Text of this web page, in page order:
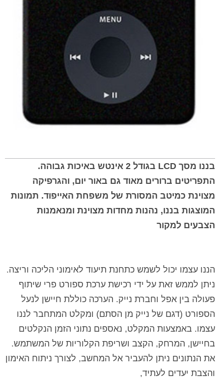
בננו מסך LCD
בגודל 2 אינטש באיכות גבוהה.
התפריטים ברורים מאוד גם באור יום, והגרפיקה
מצוינת כמיטב המסורת של משפחת האייפוד. תמונות
המוצגות בננו, נהנות מחדות מצוינת ומנאמנות
הצבעים למקור
הננו עצמו יכול לשמש כתחנת תיעוד לאימוני הליכה וריצה.
ניתן לממש זאת על ידי רכישת ערכת ספורט פרי שיתוף
פעולה בין אפל וחברת נייק. הערכה כוללת חיישן לנעל
הספורט (דגם של נייק מן הסתם) ומקלט המתחבר לננו
עצמו. באמצעות המקלט, נאספים נתוני הזמן הנקלטים
בחיישן, המרחק, הקצב ושריפת הקלוריות של המשתמש.
את הנתונים ניתן להעביר אל המחשב, לצורך ניתוח האימון
והצבת יעדים לעתיד,